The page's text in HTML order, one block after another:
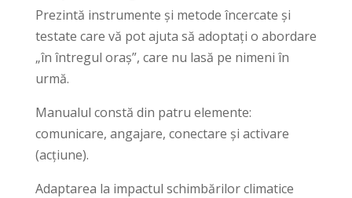
Prezintă instrumente și metode încercate și
testate care vă pot ajuta să adoptați o abordare
„în întregul oraș”, care nu lasă pe nimeni în
urmă.
Manualul constă din patru elemente:
comunicare, angajare, conectare și activare
(acțiune).
Adaptarea la impactul schimbărilor climatice